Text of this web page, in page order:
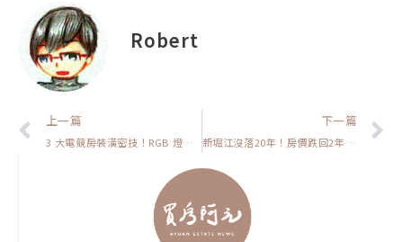
Robert
上一頁
上一篇
3 大電競房裝潢密技！RGB 燈光＋升降桌＋隔音強化，打造男生夢幻空間【裝潢該怎麼弄】
下一篇
新堀江沒落20年！房價跌回2年前。三大原因揭露真相，未來還有救嗎？【高雄在地人閒聊】